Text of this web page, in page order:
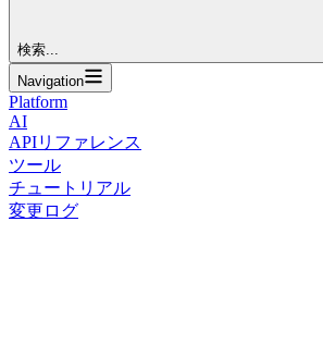
検索...
Navigation
Platform
AI
APIリファレンス
ツール
チュートリアル
変更ログ